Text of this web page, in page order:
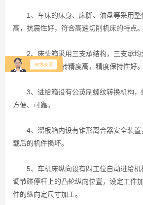
1、车床的床身、床脚、油盘等采用整
高，抗震性好，符合高速切削机床的特点。
2、床头箱采用三支承结构，三支承均
轴调节方便，回转精度高，精度保持性好。
3、进给箱设有公英制螺纹转换机构，
方便、可靠。
4、溜板箱内设有锥形离合器安全装置
载后的机件损坏。
5、车机床纵向设有四工位自动进给机
调节碰停杆上的凸轮纵向位置，设定工件
件的纵向定尺寸加工。